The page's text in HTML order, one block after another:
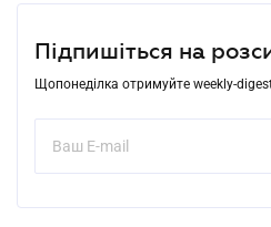
Підпишіться на
Щопонеділка отримуйте weekly-